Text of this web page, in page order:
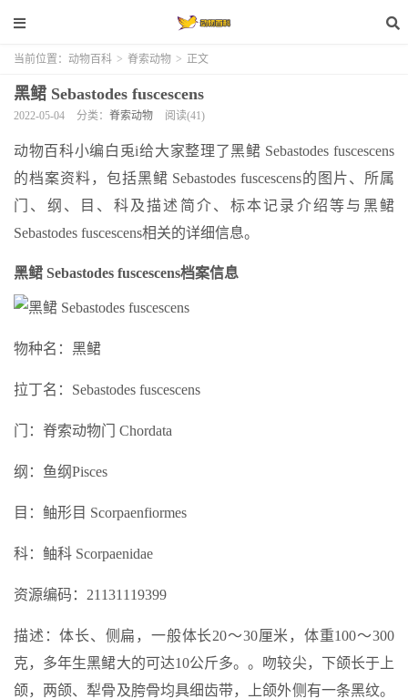
当前位置： 动物百科 > 脊索动物 > 正文
黑鲪 Sebastodes fuscescens
2022-05-04 分类： 脊索动物 阅读(41)
动物百科小编白兎i给大家整理了黑鲪 Sebastodes fuscescens
的档案资料，包括黑鲪 Sebastodes fuscescens的图片、所属
门、纲、目、科及描述简介、标本记录介绍等与黑鲪
Sebastodes fuscescens相关的详细信息。
黑鲪 Sebastodes fuscescens档案信息
物种名：黑鲪
拉丁名：Sebastodes fuscescens
门：脊索动物门 Chordata
纲：鱼纲Pisces
目：鲉形目 Scorpaenfiormes
科：鲉科 Scorpaenidae
资源编码：21131119399
描述：体长、侧扁，一般体长20～30厘米，体重100～300
克，多年生黑鲪大的可达10公斤多。。吻较尖，下颌长于上
颌，两颌、犁骨及胯骨均具细齿带，上颌外侧有一条黑纹。